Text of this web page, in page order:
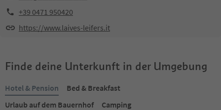
+39 0471 950420
https://www.laives-leifers.it
Finde deine Unterkunft in der Umgebung
Hotel & Pension
Bed & Breakfast
Urlaub auf dem Bauernhof
Camping